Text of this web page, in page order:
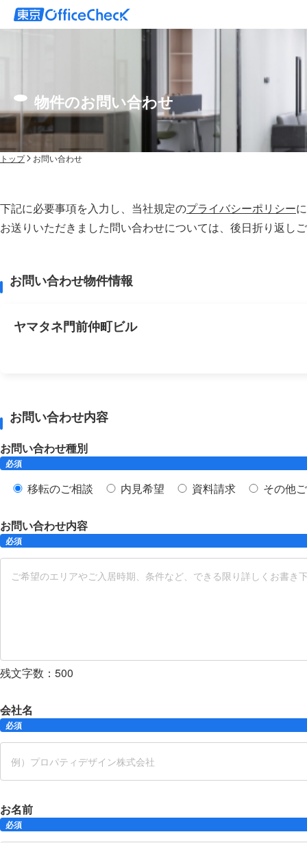
物件のお問い合わせ
トップ お問い合わせ
下記に必要事項を入力し、当社規定のプライバシーポリシー
お送りいただきました問い合わせについては、後⽇折り返し
お問い合わせ物件情報
ヤマタネ門前仲町ビル
お問い合わせ内容
お問い合わせ種別
必須
移転のご相談 内見希望 資料請求 その他
お問い合わせ内容
必須
残文字数： 500
会社名
必須
お名前
必須